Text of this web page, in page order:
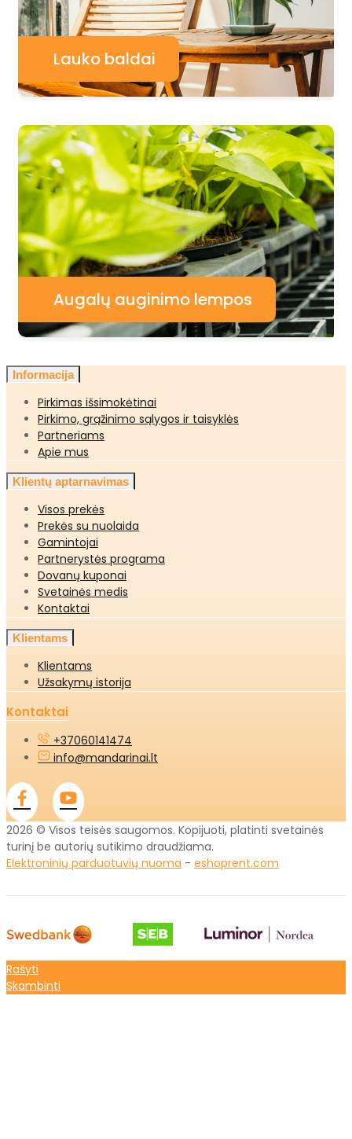
Lauko baldai
Augalų auginimo lempos
Informacija
Pirkimas išsimokėtinai
Pirkimo, grąžinimo sąlygos ir taisyklės
Partneriams
Apie mus
Klientų aptarnavimas
Visos prekės
Prekės su nuolaida
Gamintojai
Partnerystės programa
Dovanų kuponai
Svetainės medis
Kontaktai
Klientams
Klientams
Užsakymų istorija
Kontaktai
+37060141474
info@mandarinai.lt
2026 © Visos teisės saugomos. Kopijuoti, platinti svetainės
turinį be autorių sutikimo draudžiama.
Elektroninių parduotuvių nuoma - eshoprent.com
Rašyti
Skambinti